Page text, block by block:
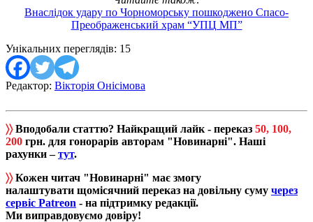
Внаслідок удару по Чорноморську пошкоджено Спасо-
Преображенський храм “УПЦ МП”
Унікальних переглядів: 15
Редактор: Вікторія Онісімова
〉〉Вподобали статтю? Найкращий лайк - переказ 50, 100,
200 грн. для гонорарів авторам "Новинарні". Наші
рахунки –тут.
〉〉Кожен читач "Новинарні" має змогу
налаштувати щомісячний переказ на довільну суму через
сервіс Patreon - на підтримку редакції.
Ми виправдовуємо довіру!